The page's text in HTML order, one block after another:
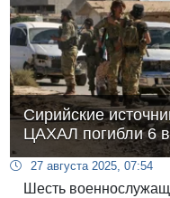
Сирийские
ЦАХАЛ погибли 6
27 августа 2025, 07:54
Шесть